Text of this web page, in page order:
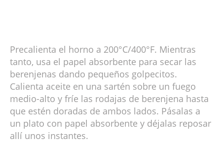
Precalienta el horno a 200°C/400°F. Mientras
tanto, usa el papel absorbente para secar las
berenjenas dando pequeños golpecitos.
Calienta aceite en una sartén sobre un fuego
medio-alto y fríe las rodajas de berenjena hasta
que estén doradas de ambos lados. Pásalas a
un plato con papel absorbente y déjalas reposar
allí unos instantes.